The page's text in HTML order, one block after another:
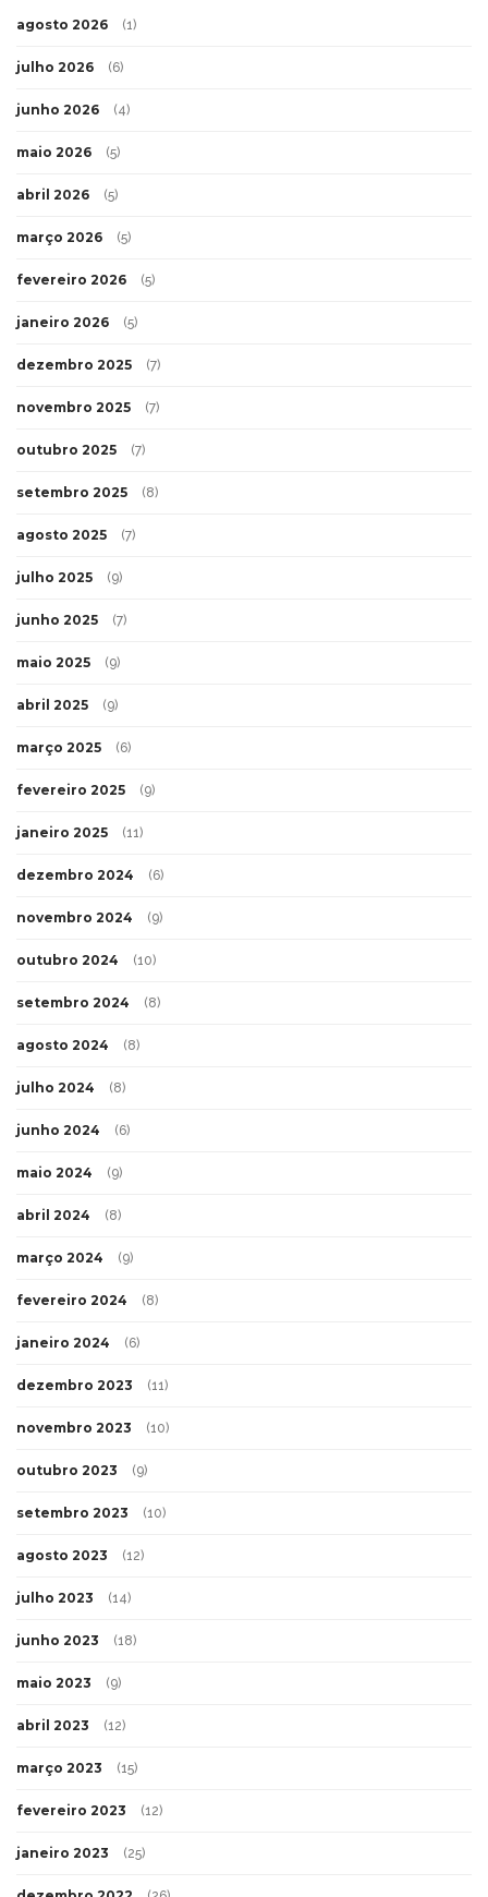
agosto 2026 (1)
julho 2026 (6)
junho 2026 (4)
maio 2026 (5)
abril 2026 (5)
março 2026 (5)
fevereiro 2026 (5)
janeiro 2026 (5)
dezembro 2025 (7)
novembro 2025 (7)
outubro 2025 (7)
setembro 2025 (8)
agosto 2025 (7)
julho 2025 (9)
junho 2025 (7)
maio 2025 (9)
abril 2025 (9)
março 2025 (6)
fevereiro 2025 (9)
janeiro 2025 (11)
dezembro 2024 (6)
novembro 2024 (9)
outubro 2024 (10)
setembro 2024 (8)
agosto 2024 (8)
julho 2024 (8)
junho 2024 (6)
maio 2024 (9)
abril 2024 (8)
março 2024 (9)
fevereiro 2024 (8)
janeiro 2024 (6)
dezembro 2023 (11)
novembro 2023 (10)
outubro 2023 (9)
setembro 2023 (10)
agosto 2023 (12)
julho 2023 (14)
junho 2023 (18)
maio 2023 (9)
abril 2023 (12)
março 2023 (15)
fevereiro 2023 (12)
janeiro 2023 (25)